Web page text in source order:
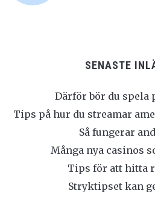
SENASTE
Därför bör du spela
Tips på hur du streamar
Så fungerar
Många nya casinos
Tips för att hitta
Stryktipset kan